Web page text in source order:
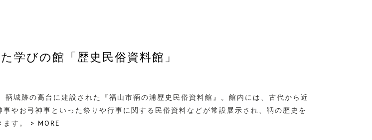
学びの館「歴史民俗資料館」
鞆城跡の高台に建設された『福山市鞆の浦歴史民俗資料館』。館内には、古代から近
やお弓神事といった祭りや行事に関する民俗資料などが常設展示され、鞆の歴史を
ます。 > MORE